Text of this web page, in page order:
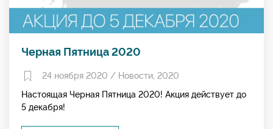
Черная Пятница 2020
24 ноября 2020 / Новости 2020
Настоящая Черная Пятница 2020! Акция действует до
5 декабря!